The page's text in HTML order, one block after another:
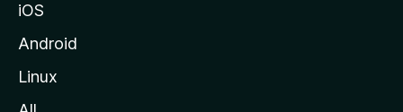
iOS
Android
Linux